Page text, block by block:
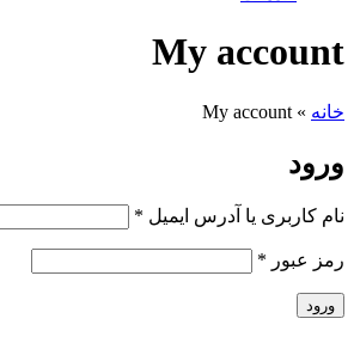
My account
خانه »
My account
ورود
نام کاربری یا آدرس ایمیل *
رمز عبور *
ورود